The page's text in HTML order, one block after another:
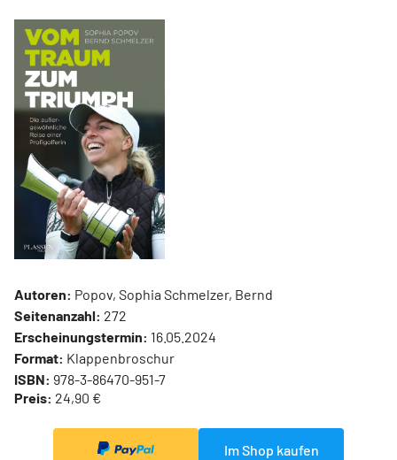
Autoren: Popov, Sophia Schmelzer, Bernd
Seitenanzahl: 272
Erscheinungstermin: 16.05.2024
Format: Klappenbroschur
ISBN: 978-3-86470-951-7
Preis: 24,90 €
Im Shop kaufen